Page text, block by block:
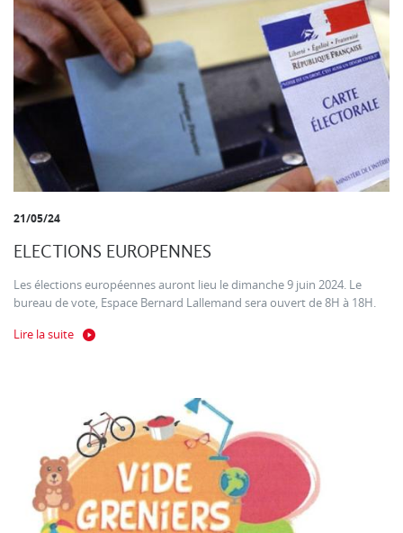
21/05/24
ELECTIONS EUROPENNES
Les élections européennes auront lieu le dimanche 9 juin 2024. Le
bureau de vote, Espace Bernard Lallemand sera ouvert de 8H à 18H.
Lire la suite